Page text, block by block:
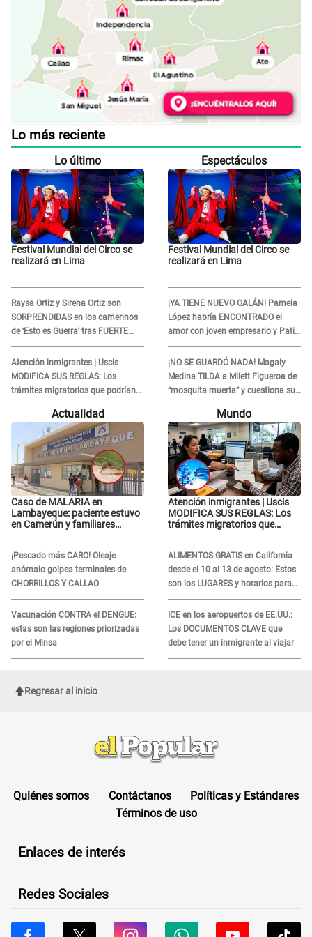
Lo más reciente
Lo último
Festival Mundial del Circo se
realizará en Lima
Raysa Ortiz y Sirena Ortiz son
SORPRENDIDAS en los camerinos
de ‘Esto es Guerra’ tras FUERTE
ENFRENTAMIENTO con Gabriel
Moisés: “Gracias”
Atención inmigrantes | Uscis
MODIFICA SUS REGLAS: Los
trámites migratorios que podrían
necesitar tu prueba de ADN
Espectáculos
Festival Mundial del Circo se
realizará en Lima
¡YA TIENE NUEVO GALÁN! Pamela
López habría ENCONTRADO el
amor con joven empresario y Pati
Lorena la ECHA en VIVO
¡NO SE GUARDÓ NADA! Magaly
Medina TILDA a Milett Figueroa de
“mosquita muerta” y cuestiona su
RECONCILIACIÓN con Marcelo
Tinelli en TV argentina
Actualidad
Caso de MALARIA en
Lambayeque: paciente estuvo
en Camerún y familiares
¡Pescado más CARO! Oleaje
anómalo golpea terminales de
CHORRILLOS Y CALLAO
Vacunación CONTRA el DENGUE:
estas son las regiones priorizadas
por el Minsa
Mundo
Atención inmigrantes | Uscis
MODIFICA SUS REGLAS: Los
trámites migratorios que
ALIMENTOS GRATIS en California
desde el 10 al 13 de agosto: Estos
son los LUGARES y horarios para
recibir la ayuda
ICE en los aeropuertos de EE.UU.:
Los DOCUMENTOS CLAVE que
debe tener un inmigrante al viajar
Regresar al inicio
Quiénes somos Contáctanos
Políticas y Estándares
Términos de uso
Enlaces de interés
Redes Sociales